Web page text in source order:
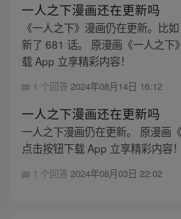
一人之下漫画还在更新吗
《一人之下》漫画仍在更新。比
新了 681 话。 原漫画《一人之下
载 App 立享精彩内容！
1 个回答 2024年08月14日 16:12
一人之下漫画还在更新吗
一人之下漫画仍在更新。 原漫画
点击按钮下载 App 立享精彩内容！
1 个回答 2024年08月03日 22:02